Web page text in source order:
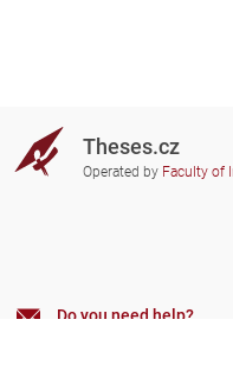
Theses.cz
Operated by Faculty of
Do you need help?